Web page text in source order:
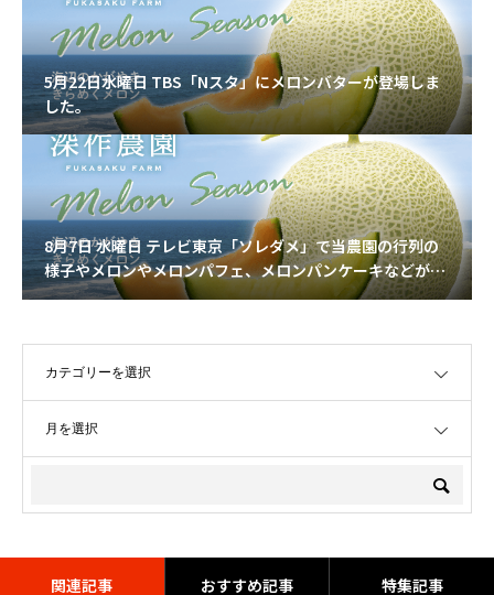
5月22日水曜日 TBS「Nスタ」にメロンバターが登場しま
した。
8月7日 水曜日 テレビ東京「ソレダメ」で当農園の行列の
様子やメロンやメロンパフェ、メロンパンケーキなどが登
場しました。
関連記事 おすすめ記事 特集記事